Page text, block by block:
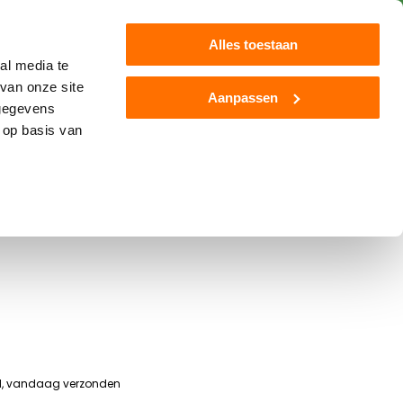
media te
onze site
basis van
Alles toestaan
Aanpassen
Overige Nieuw
vandaag verzonden